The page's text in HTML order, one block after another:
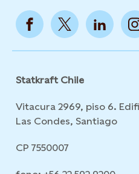
Statkraft Chile
Vitacura 2969, piso 6.
Las Condes, Santiago
CP 7550007